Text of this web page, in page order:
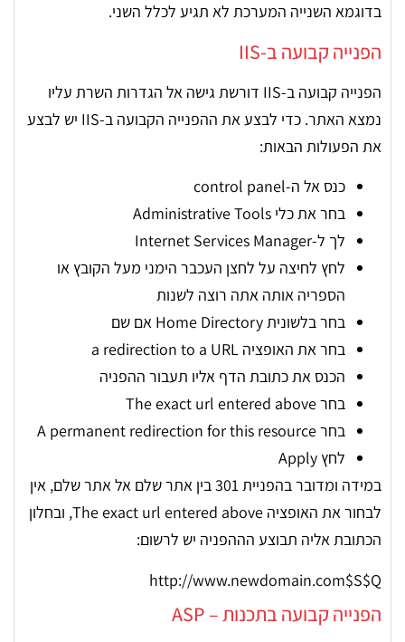
בדוגמא השנייה המערכת לא תגיע לכלל השני.
הפנייה קבועה ב-IIS
הפנייה קבועה ב-IIS דורשת גישה אל הגדרות השרת עליו
נמצא האתר. כדי לבצע את ההפנייה הקבועה ב-IIS יש לבצע
את הפעולות הבאות:
כנס אל ה-control panel
בחר את כלי Administrative Tools
לך ל-Internet Services Manager
לחץ לחיצה על לחצן העכבר הימני מעל הקובץ או
הספריה אותה אתה רוצה לשנות
בחר בלשונית Home Directory אם שם
בחר את האופציה a redirection to a URL
הכנס את כתובת הדף אליו תעבור ההפניה
בחר The exact url entered above
בחר A permanent redirection for this resource
לחץ Apply
במידה ומדובר בהפניית 301 בין אתר שלם אל אתר שלם, אין
לבחור את האופציה The exact url entered above, ובחלון
הכתובת אליה תבוצע הההפניה יש לרשום:
http://www.newdomain.com$S$Q
הפנייה קבועה בתכנות – ASP